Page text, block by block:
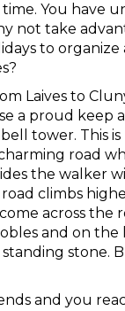
You have
not take
to organize
Laives to
a proud keep
tower. This is
road
the walker
climbs
across the
and on the
stone.
and you